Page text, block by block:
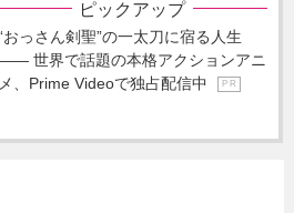
ピックアップ
おっさん剣聖”の一太刀に宿る人生
世界で話題の本格アクションアニ
メ、Prime Videoで独占配信中
P R